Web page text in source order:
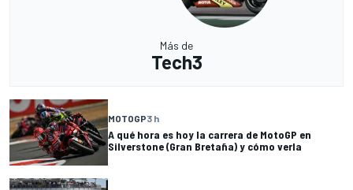
Más de
Tech3
MOTOGP3 h
A qué hora es hoy la carrera de MotoGP en
Silverstone (Gran Bretaña) y cómo verla